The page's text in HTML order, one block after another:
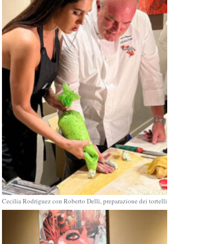
Cecilia Rodriguez con Roberto Delli, preparazione dei tortelli